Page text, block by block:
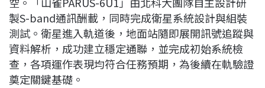
n
k
製S-band通訊酬載，同時完成衛星系統設計與組裝
測試。衛星進入軌道後，地面站隨即展開訊號追蹤與
資料解析，成功建立穩定通聯，並完成初始系統檢
查，各項運作表現均符合任務預期，為後續在軌驗證
奠定關鍵基礎。